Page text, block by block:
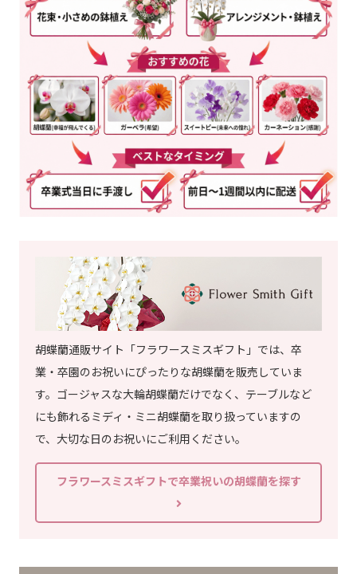
胡蝶蘭通販サイト「フラワースミスギフト」では、卒
業・卒園のお祝いにぴったりな胡蝶蘭を販売していま
す。ゴージャスな大輪胡蝶蘭だけでなく、テーブルなど
にも飾れるミディ・ミニ胡蝶蘭を取り扱っていますの
で、大切な日のお祝いにご利用ください。
フラワースミスギフトで卒業祝いの胡蝶蘭を探す